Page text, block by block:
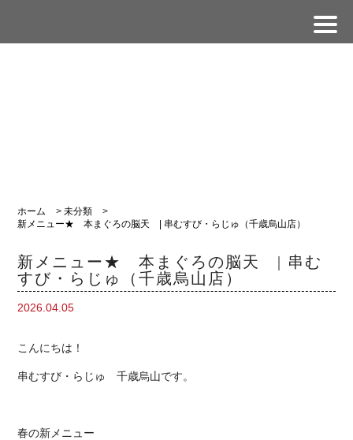
ホーム >未分類
>
新メニュー★ 本まぐろの脳天 | 串むすび・らじゅ（千歳烏山店）
新メニュー★ 本まぐろの脳天 | 串む
すび・らじゅ（千歳烏山店）
2026.04.05
こんにちは！
串むすび・らじゅ 千歳烏山です。
春の新メニュー